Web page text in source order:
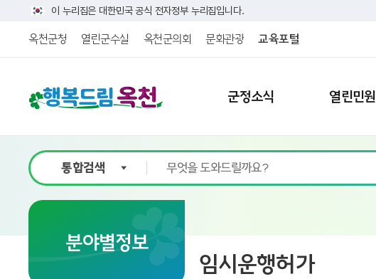
이 누리집은 대한민국 공식 전자정부 누리집입니다.
옥천군청 열린군수실 옥천군의회 문화관광 교육포털
군정소식 열린민원
분야별정보
임시운행허가